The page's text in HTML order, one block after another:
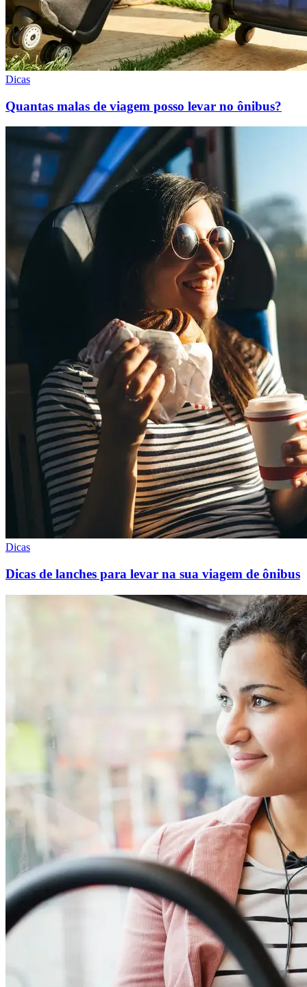
Dicas
Quantas malas de viagem posso levar no ônibus?
Dicas
Dicas de lanches para levar na sua viagem de ônibus